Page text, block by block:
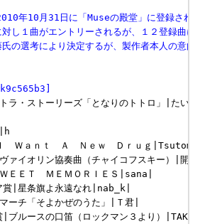
年10月31日に「Museの殿堂」に登録され
し１曲がエントリーされるが、１２登録曲
の選考により決定するが、製作者本人の意
ラ・ストーリーズ「となりのトトロ」|たい
Ｗａｎｔ　Ａ　Ｎｅｗ　Ｄｒｕｇ
ァイオリン協奏曲（チャイコフスキー）|開
ＥＥＴ　ＭＥＭＯＲＩＥＳ|sana|
賞|星条旗よ永遠なれ|nab_k|
ーチ「そよかぜのうた」|Ｔ君|
ブルースの口笛（ロックマン３より）|TAK|